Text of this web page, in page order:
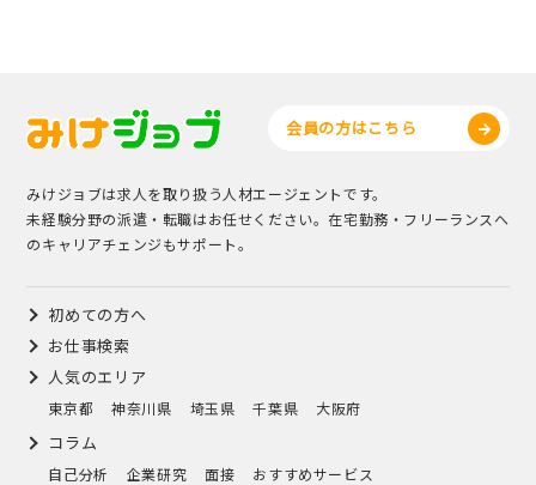
会員の方はこちら
みけジョブは求人を取り扱う人材エージェントです。
未経験分野の派遣・転職はお任せください。在宅勤務・フリーランスへ
のキャリアチェンジもサポート。
初めての方へ
お仕事検索
人気のエリア
東京都 神奈川県 埼玉県 千葉県 大阪府
コラム
自己分析 企業研究 面接 おすすめサービス